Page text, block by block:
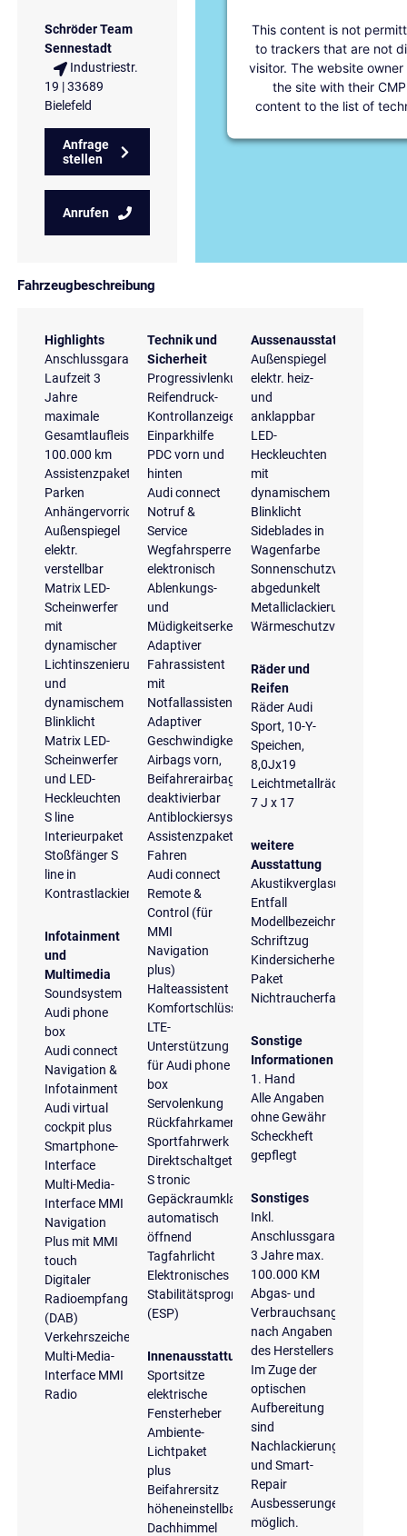
Schröder Team
Sennestadt
Industriestr.
19 | 33689
Bielefeld
Anfrage
stellen
Anrufen
This content is not
to trackers that are not
visitor. The website
the site with their
content to the list of
Fahrzeugbeschreibung
Highlights
Anschlussgarantie
Laufzeit 3
Jahre
maximale
Gesamtlaufleistung
100.000 km
Assistenzpaket
Parken
Anhängervorrichtung
Außenspiegel
elektr.
verstellbar
Matrix LED-
Scheinwerfer
mit
dynamischer
Lichtinszenierung
und
dynamischem
Blinklicht
Matrix LED-
Scheinwerfer
und LED-
Heckleuchten
S line
Interieurpaket
Stoßfänger S
line in
Kontrastlackierung
Infotainment
und
Multimedia
Soundsystem
Audi phone
box
Audi connect
Navigation &
Infotainment
Audi virtual
cockpit plus
Smartphone-
Interface
Multi-Media-
Interface MMI
Navigation
Plus mit MMI
touch
Digitaler
Radioempfang
(DAB)
Verkehrszeichenerkennung
Multi-Media-
Interface MMI
Radio
Technik und
Sicherheit
Progressivlenkung
Reifendruck-
Kontrollanzeige
Einparkhilfe
PDC vorn und
hinten
Audi connect
Notruf &
Service
Wegfahrsperre
elektronisch
Ablenkungs-
und
Müdigkeitserkennung
Adaptiver
Fahrassistent
mit
Notfallassistent
Adaptiver
Geschwindigkeitsassistent
Airbags vorn,
Beifahrerairbag
deaktivierbar
Antiblockiersystem
Assistenzpaket
Fahren
Audi connect
Remote &
Control (für
MMI
Navigation
plus)
Halteassistent
Komfortschlüssel
LTE-
Unterstützung
für Audi phone
box
Servolenkung
Rückfahrkamera
Sportfahrwerk
Direktschaltgetriebe
S tronic
Gepäckraumklappe
automatisch
öffnend
Tagfahrlicht
Elektronisches
Stabilitätsprogramm
(ESP)
Innenausstattung
Sportsitze
elektrische
Fensterheber
Ambiente-
Lichtpaket
plus
Beifahrersitz
höheneinstellbar
Dachhimmel
Aussenausstattung
Außenspiegel
elektr. heiz-
und
anklappbar
LED-
Heckleuchten
mit
dynamischem
Blinklicht
Sideblades in
Wagenfarbe
Sonnenschutzverglasung
abgedunkelt
Metalliclackierung
Wärmeschutzverglasung
Räder und
Reifen
Räder Audi
Sport, 10-Y-
Speichen,
8,0Jx19
Leichtmetallräder
7 J x 17
weitere
Ausstattung
Akustikverglasung
Entfall
Modellbezeichnung
Schriftzug
Kindersicherheits-
Paket
Nichtraucherfahrzeug
Sonstige
Informationen
1. Hand
Alle Angaben
ohne Gewähr
Scheckheft
gepflegt
Sonstiges
Inkl.
Anschlussgarantie
3 Jahre max.
100.000 KM
Abgas- und
Verbrauchsangaben
nach Angaben
des Herstellers
Im Zuge der
optischen
Aufbereitung
sind
Nachlackierungen
und Smart-
Repair
Ausbesserungen
möglich.